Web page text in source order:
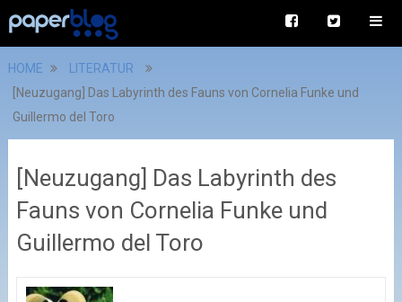
HOME
LITERATUR
[Neuzugang] Das Labyrinth des Fauns von Cornelia Funke und
Guillermo del Toro
[Neuzugang] Das Labyrinth des
Fauns von Cornelia Funke und
Guillermo del Toro